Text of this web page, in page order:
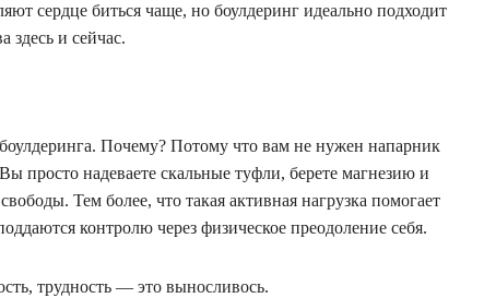
сердце биться чаще, но боулдеринг идеально подходит
здесь и сейчас.
Почему? Потому что вам не нужен напарник
просто надеваете скальные туфли, берете магнезию и
Тем более, что такая активная нагрузка помогает
контролю через физическое преодоление себя.
трудность — это выносливось.